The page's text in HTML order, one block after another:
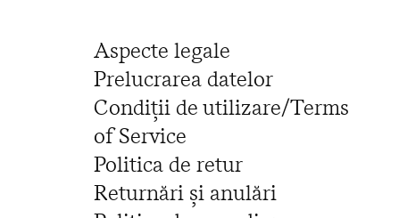
Aspecte legale
Prelucrarea datelor
Condiții de utilizare/Terms
of Service
Politica de retur
Returnări și anulări